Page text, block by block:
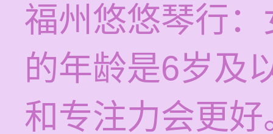
福州悠悠琴行
的年龄是6岁及
和专注力会更好